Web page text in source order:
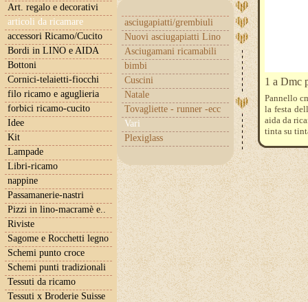
Art. regalo e decorativi
articoli da ricamare
asciugapiatti/grembiuli
Nuovi asciugapiatti Lino
Asciugamani ricamabili
bimbi
Cuscini
Natale
Tovagliette - runner -ecc
Vari
Plexiglass
accessori Ricamo/Cucito
Bordi in LINO e AIDA
Bottoni
Cornici-telaietti-fiocchi
filo ricamo e aguglieria
forbici ricamo-cucito
Idee
Kit
Lampade
Libri-ricamo
nappine
Passamanerie-nastri
Pizzi in lino-macramè e..
Riviste
Sagome e Rocchetti legno
Schemi punto croce
Schemi punti tradizionali
Tessuti da ricamo
Tessuti x Broderie Suisse
1 a Dmc
Pannello
la festa
aida da
tinta su